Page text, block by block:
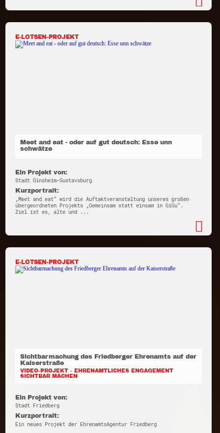
E-LOTSEN-PROJEKT
Meet and eat - oder auf gut deutsch: Esse unn
schwätze
Ein Projekt von:
Stadt Ginsheim-Gustavsburg
Kurzportrait:
„Meet and eat“ wird die Auftaktveranstaltung unseres großen
übergeordneten Projekts „Gemeinsam statt einsam in GiGu“.
Ziel ist es, alte und ...
E-LOTSEN-PROJEKT
Sichtbarmachung des Friedberger Ehrenamts auf der
Kaiserstraße
VIDEO-PROJEKT - EHRENAMTLICHES ENGAGEMENT
SICHTBAR MACHEN
Ein Projekt von:
Stadt Friedberg
Kurzportrait:
Ein neues Projekt der EhrenamtsAgentur Friedberg